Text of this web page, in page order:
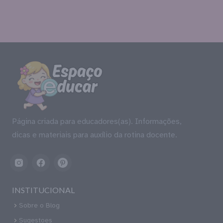
Página criada para educadores(as). Informações,
dicas e materiais para auxílio da rotina docente.
INSTITUCIONAL
Sobre o Blog
Sugestoes